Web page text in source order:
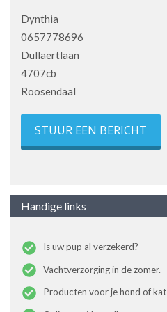
Dynthia
0657778696
Dullaertlaan
4707cb
Roosendaal
STUUR EEN BERICHT
Handige links
Is uw pup al verzekerd?
Vachtverzorging in de zomer.
Producten voor je hond of kat